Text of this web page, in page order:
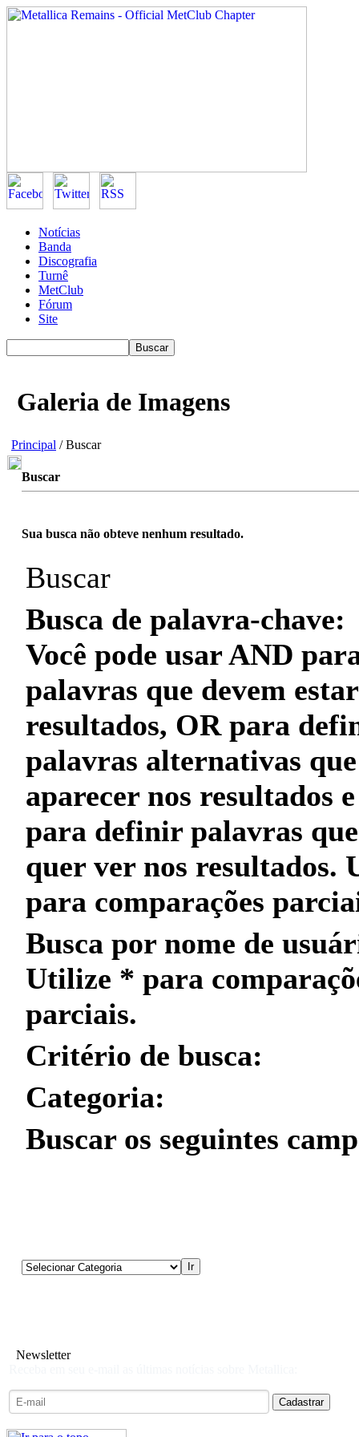
Notícias
Banda
Discografia
Turnê
MetClub
Fórum
Site
Galeria de Imagens
Principal / Buscar
Buscar
Sua busca não obteve nenhum resultado.
Buscar
Busca de palavra-chave:
Você pode usarAND
palavras que devem
resultados, ORpara
palavras alternativas
aparecer nos resultados
para definir palavras
quer ver nos resultados.
para comparações
Busca por nome de
Utilize * para
parciais.
Critério de busca:
Categoria:
Buscar os seguintes
Newsletter